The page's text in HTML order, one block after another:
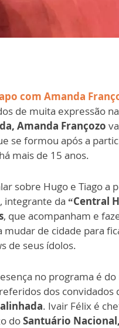
com Amanda
de muita expressão
Amanda Françozo
se formou após a
mais de 15 anos.
sobre Hugo e Tiago a
integrante da “Central
, que acompanham e
mudar de cidade para
de seus ídolos.
no programa é
dos convidados
. Ivair Félix é
doSantuário